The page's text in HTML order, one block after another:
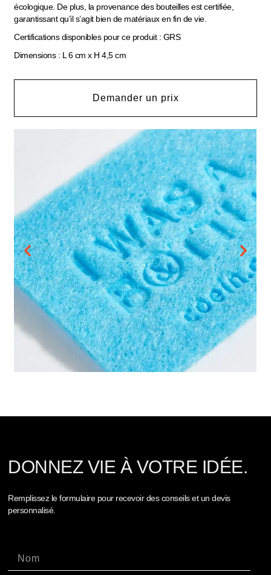
écologique. De plus, la provenance des bouteilles est certifiée,
garantissant qu’il s’agit bien de matériaux en fin de vie.
Certifications disponibles pour ce produit : GRS
Dimensions : L 6 cm x H 4,5 cm
Demander un prix
DONNEZ VIE À VOTRE IDÉE.
Remplissez le formulaire pour recevoir des conseils et un devis
personnalisé.